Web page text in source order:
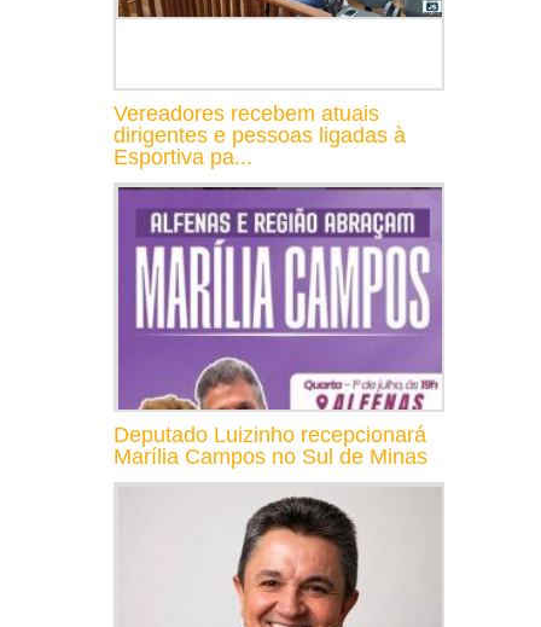
Vereadores recebem atuais
dirigentes e pessoas ligadas à
Esportiva pa...
Deputado Luizinho recepcionará
Marília Campos no Sul de Minas